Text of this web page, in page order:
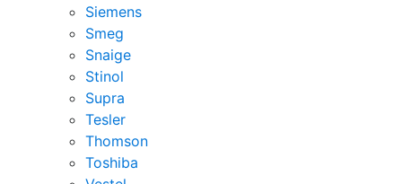
Siemens
Smeg
Snaige
Stinol
Supra
Tesler
Thomson
Toshiba